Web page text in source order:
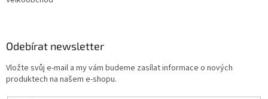
Odebírat newsletter
Vložte svůj e-mail a my vám budeme zasílat informace o nových
produktech na našem e-shopu.